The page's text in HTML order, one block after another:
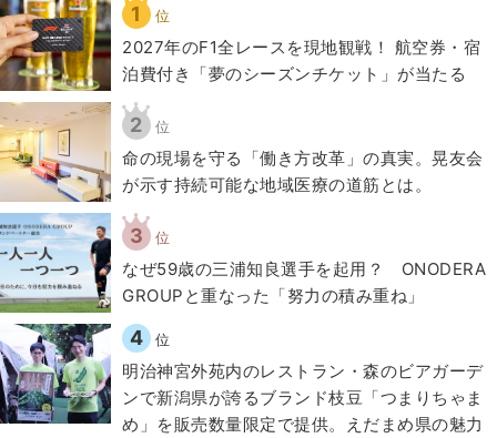
1 位
2027年のF1全レースを現地観戦！ 航空券・宿
泊費付き「夢のシーズンチケット」が当たる
2 位
​命の現場を守る「働き方改革」の真実。晃友会
が示す持続可能な地域医療の道筋とは。
3 位
なぜ59歳の三浦知良選手を起用？ ONODERA
GROUPと重なった「努力の積み重ね」
4 位
明治神宮外苑内のレストラン・森のビアガーデ
ンで新潟県が誇るブランド枝豆「つまりちゃま
め」を販売数量限定で提供。えだまめ県の魅力